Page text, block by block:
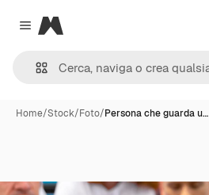
Close menu
Magnific
Home/Stock/Foto/Persona che guarda u…